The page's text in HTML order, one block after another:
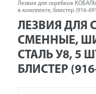
Лезвия для скребков
в комплекте, блистер (916-
ЛЕЗВИЯ ДЛЯ
СМЕННЫЕ,
СТАЛЬ У8, 5
БЛИСТЕР